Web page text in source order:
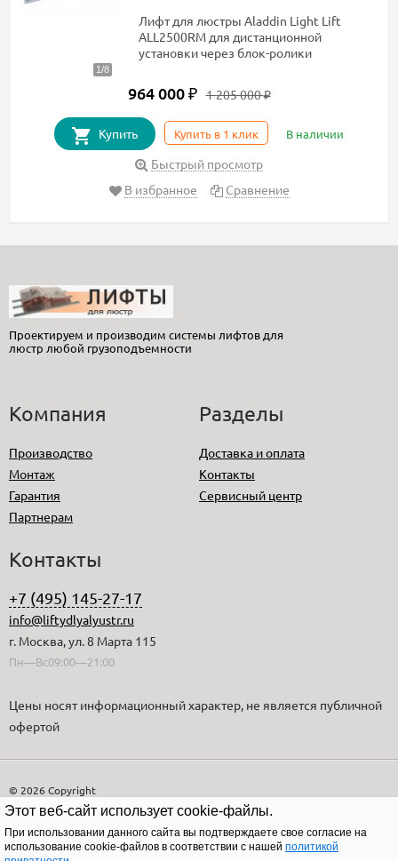
Этот веб-сайт использует cookie-файлы.
При использовании данного сайта вы подтверждаете свое согласие на
использование cookie-файлов в соответствии с нашей политикой
Лифт для люстры Aladdin Light Lift
ALL2500RM для дистанционной
установки через блок-ролики
964 000 ₽ 1 205 000₽
Купить Купить в 1 клик В наличии
Быстрый просмотр
В избранное
Сравнение
Проектируем и производим системы лифтов для
люстр любой грузоподъемности
Компания
Производство
Монтаж
Гарантия
Партнерам
Разделы
Доставка и оплата
Контакты
Сервисный центр
Контакты
+7 (495) 145-27-17
info@liftydlyalyustr.ru
г. Москва, ул. 8 Марта 115
Пн—Вс09:00—21:00
Цены носят информационный характер, не является публичной
офертой
© 2026 Copyright